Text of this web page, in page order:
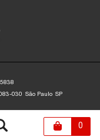
0
030 São Paulo SP
| +55 11